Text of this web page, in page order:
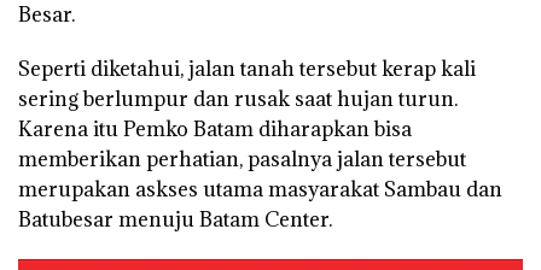
Besar.
Seperti diketahui, jalan tanah tersebut kerap kali
sering berlumpur dan rusak saat hujan turun.
Karena itu Pemko Batam diharapkan bisa
memberikan perhatian, pasalnya jalan tersebut
merupakan askses utama masyarakat Sambau dan
Batubesar menuju Batam Center.